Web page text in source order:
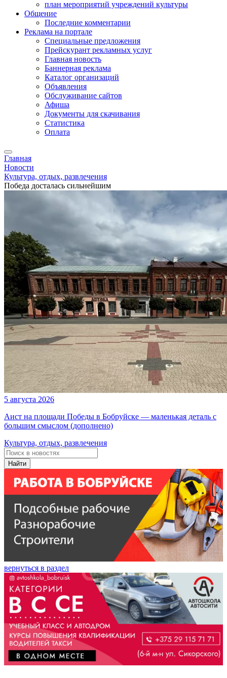
план мероприятий учреждений культуры
Общение
Последние комментарии
Реклама на портале
Специальные предложения
Прейскурант рекламных услуг
Главная новость
Баннерная реклама
Каталог организаций
Объявления
Обслуживание сайтов
Афиша
Документы для скачивания
Статистика
Оплата
Главная
Новости
Культура, отдых, развлечения
Победа досталась сильнейшим
5 августа 2026
Аист на площади Победы в Бобруйске — маленькая деталь с
большим смыслом (дополнено)
Культура, отдых, развлечения
Найти
вернуться в раздел